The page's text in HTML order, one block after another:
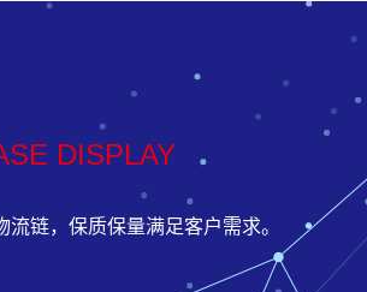
DISPLAY
链，保质保量满足客户需求。